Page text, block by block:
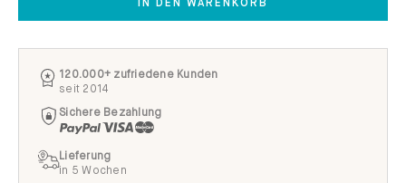
120.000+ zufriedene Kunden
seit 2014
Sichere Bezahlung
Lieferung
in 5 Wochen